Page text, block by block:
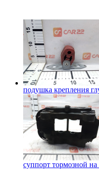
подушка крепления
суппорт тормозной на